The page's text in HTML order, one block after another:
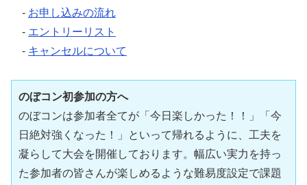
- お申し込みの流れ
- エントリーリスト
- キャンセルについて
のぼコン初参加の方へ
のぼコンは参加者全てが「今日楽しかった！！」「今
日絶対強くなった！」といって帰れるように、工夫を
凝らして大会を開催しております。幅広い実力を持っ
た参加者の皆さんが楽しめるような難易度設定で課題